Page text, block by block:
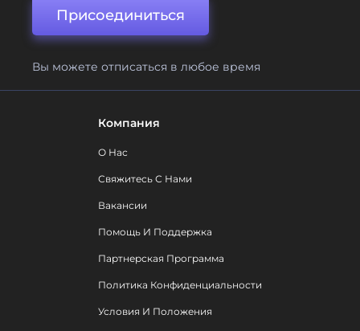
Присоединиться
Вы можете отписаться в любое время
Компания
О Нас
Свяжитесь С Нами
Вакансии
Помощь И Поддержка
Партнерская Программа
Политика Конфиденциальности
Условия И Положения